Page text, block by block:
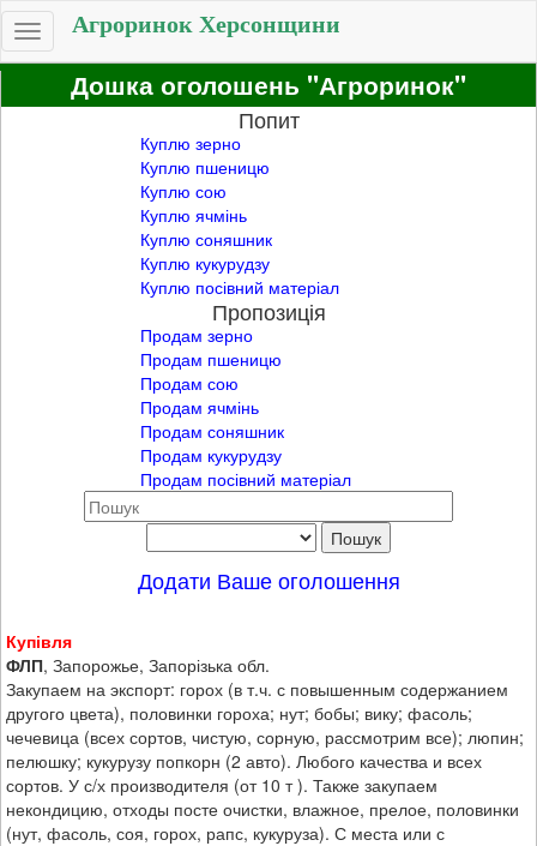
Toggle
navigation
Агроринок Херсонщини
Дошка оголошень "Агроринок"
Попит
Куплю зерно
Куплю пшеницю
Куплю сою
Куплю ячмінь
Куплю соняшник
Куплю кукурудзу
Куплю посівний матеріал
Пропозиція
Продам зерно
Продам пшеницю
Продам сою
Продам ячмінь
Продам соняшник
Продам кукурудзу
Продам посівний матеріал
Додати Ваше оголошення
Купівля
ФЛП, Запорожье, Запорізька обл.
Закупаем на экспорт: горох (в т.ч. с повышенным содержанием
другого цвета), половинки гороха; нут; бобы; вику; фасоль;
чечевица (всех сортов, чистую, сорную, рассмотрим все); люпин;
пелюшку; кукурузу попкорн (2 авто). Любого качества и всех
сортов. У с/х производителя (от 10 т ). Также закупаем
некондицию, отходы посте очистки, влажное, прелое, половинки
(нут, фасоль, соя, горох, рапс, кукуруза). С места или с